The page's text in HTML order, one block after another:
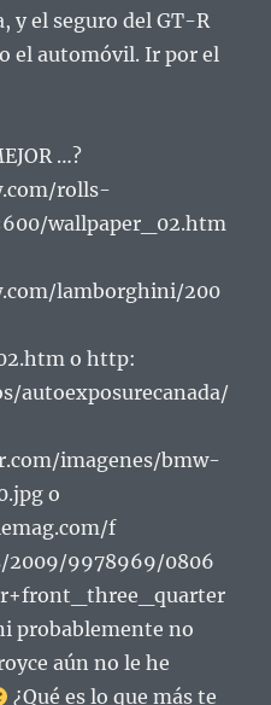
y el seguro del GT-R
el automóvil. Ir por el
…?
rolls-
wallpaper_02.htm
lamborghini/200
o http:
autoexposurecanada/
imagenes/bmw-
o
f
9978969/0806
probablemente no
aún no le he
¿Qué es lo que más te